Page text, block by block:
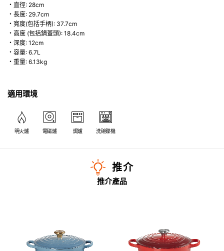
・直徑: 28cm
・長度: 29.7cm
・寬度(包括手柄): 37.7cm
・高度 (包括鍋蓋頭): 18.4cm
・深度: 12cm
・容量: 6.7L
・重量: 6.13kg
適用環境
明火爐 電磁爐 焗爐 洗碗碟機
推介
推介產品